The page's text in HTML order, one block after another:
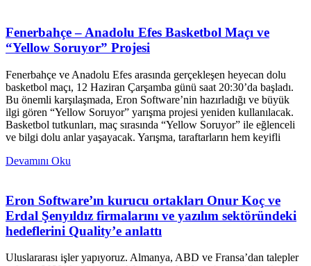
Fenerbahçe – Anadolu Efes Basketbol Maçı ve
“Yellow Soruyor” Projesi
Fenerbahçe ve Anadolu Efes arasında gerçekleşen heyecan dolu
basketbol maçı, 12 Haziran Çarşamba günü saat 20:30’da başladı.
Bu önemli karşılaşmada, Eron Software’nin hazırladığı ve büyük
ilgi gören “Yellow Soruyor” yarışma projesi yeniden kullanılacak.
Basketbol tutkunları, maç sırasında “Yellow Soruyor” ile eğlenceli
ve bilgi dolu anlar yaşayacak. Yarışma, taraftarların hem keyifli
Devamını Oku
Eron Software’ın kurucu ortakları Onur Koç ve
Erdal Şenyıldız firmalarını ve yazılım sektöründeki
hedeflerini Quality’e anlattı
Uluslararası işler yapıyoruz. Almanya, ABD ve Fransa’dan talepler